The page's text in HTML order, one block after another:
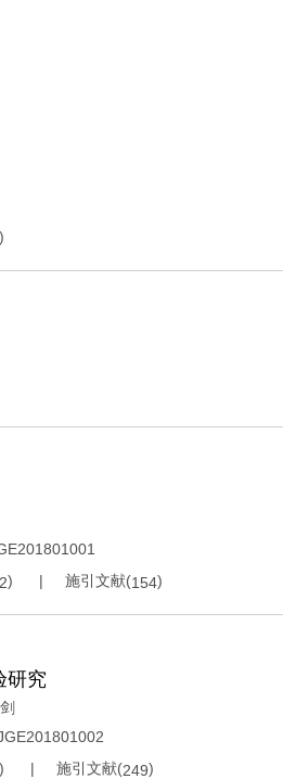
)
) 施引文献(154)
研究
) 施引文献(249)